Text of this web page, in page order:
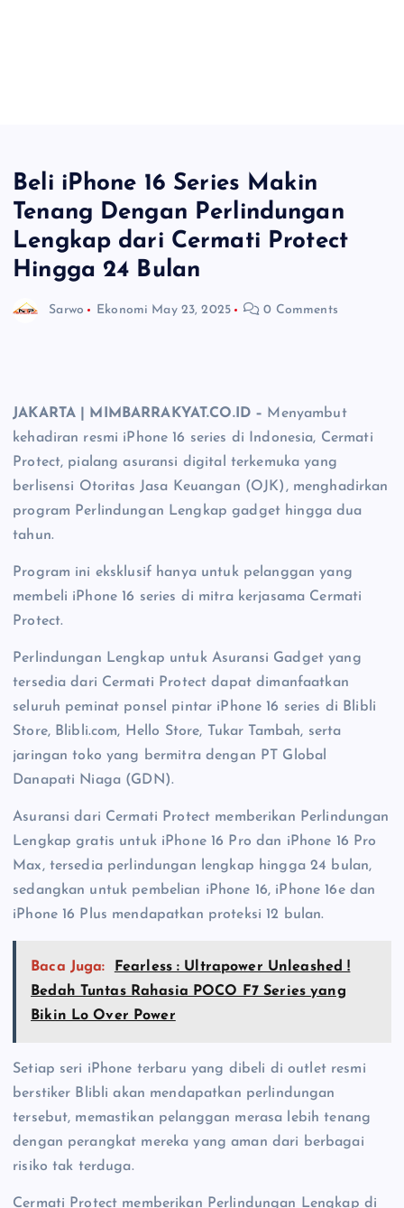
Beli iPhone 16 Series Makin
Tenang Dengan Perlindungan
Lengkap dari Cermati Protect
Hingga 24 Bulan
Sarwo Ekonomi May 23, 2025 0 Comments
JAKARTA | MIMBARRAKYAT.CO.ID – Menyambut
kehadiran resmi iPhone 16 series di Indonesia, Cermati
Protect, pialang asuransi digital terkemuka yang
berlisensi Otoritas Jasa Keuangan (OJK), menghadirkan
program Perlindungan Lengkap gadget hingga dua
tahun.
Program ini eksklusif hanya untuk pelanggan yang
membeli iPhone 16 series di mitra kerjasama Cermati
Protect.
Perlindungan Lengkap untuk Asuransi Gadget yang
tersedia dari Cermati Protect dapat dimanfaatkan
seluruh peminat ponsel pintar iPhone 16 series di Blibli
Store, Blibli.com, Hello Store, Tukar Tambah, serta
jaringan toko yang bermitra dengan PT Global
Danapati Niaga (GDN).
Asuransi dari Cermati Protect memberikan Perlindungan
Lengkap gratis untuk iPhone 16 Pro dan iPhone 16 Pro
Max, tersedia perlindungan lengkap hingga 24 bulan,
sedangkan untuk pembelian iPhone 16, iPhone 16e dan
iPhone 16 Plus mendapatkan proteksi 12 bulan.
Baca Juga:
Fearless : Ultrapower Unleashed !
Bedah Tuntas Rahasia POCO F7 Series yang
Bikin Lo Over Power
Setiap seri iPhone terbaru yang dibeli di outlet resmi
berstiker Blibli akan mendapatkan perlindungan
tersebut, memastikan pelanggan merasa lebih tenang
dengan perangkat mereka yang aman dari berbagai
risiko tak terduga.
Cermati Protect memberikan Perlindungan Lengkap di